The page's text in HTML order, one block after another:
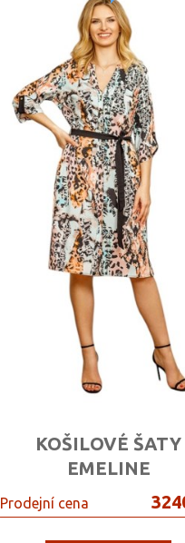
KOŠILOVÉ ŠATY
EMELINE
Prodejní cena